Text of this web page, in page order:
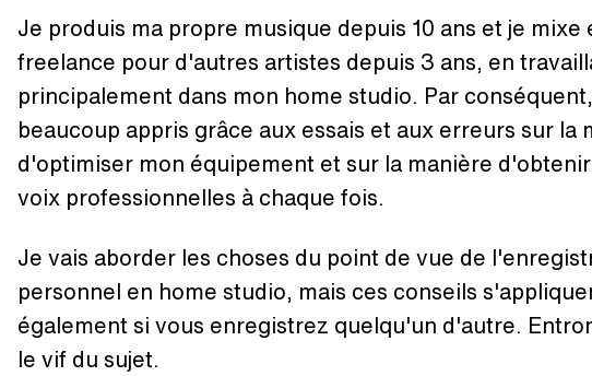
Je produis ma propre musique depuis 10 ans et je mixe
freelance pour d'autres artistes depuis 3 ans, en
principalement dans mon home studio. Par
beaucoup appris grâce aux essais et aux erreurs sur la
d'optimiser mon équipement et sur la manière
voix professionnelles à chaque fois.
Je vais aborder les choses du point de vue de
personnel en home studio, mais ces conseils
également si vous enregistrez quelqu'un d'autre.
le vif du sujet.